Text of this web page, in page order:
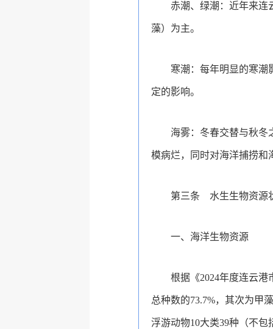
赤潮、绿潮：近年来连
藻）为主。
寒潮：每年明显的寒
定的影响。
海雾：冬春交替与秋冬
模病烂，同时对海洋捕捞和
第三条 水生生物资源
一、海洋生物资源
根据《2024年度连云
总种数的73.7%，其次为甲
浮游动物10大类39种（不包